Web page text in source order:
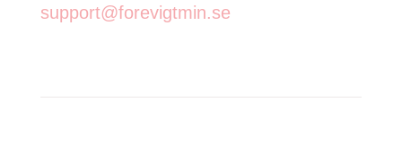
support@forevigtmin.se